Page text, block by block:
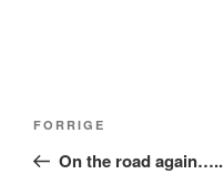
Forrige
indlæg
FORRIGE
On the road again…..